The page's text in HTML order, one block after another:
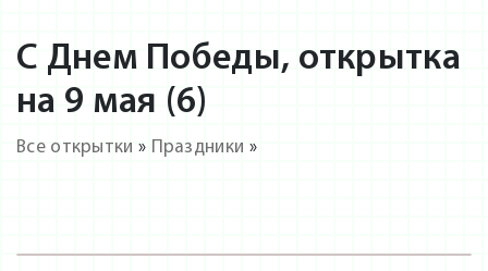
С Днем Победы, открытка
на 9 мая (6)
Все открытки » Праздники »